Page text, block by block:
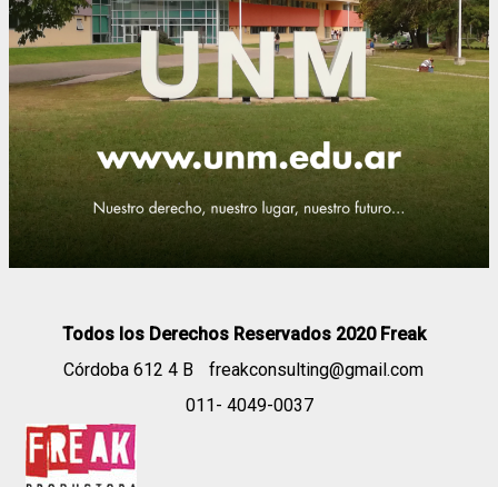
Todos los Derechos Reservados 2020 Freak
Córdoba 612 4 B
freakconsulting@gmail.com
011- 4049-0037